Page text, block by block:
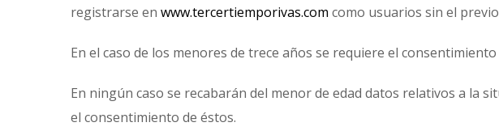
registrarse en www.tercertiemporivas.com como usuarios sin el
En el caso de los menores de trece años se requiere el
En ningún caso se recabarán del menor de edad datos relativos a la
el consentimiento de éstos.